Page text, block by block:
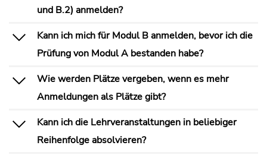
und B.2) anmelden?
Kann ich mich für Modul B anmelden, bevor ich die
Prüfung von Modul A bestanden habe?
Wie werden Plätze vergeben, wenn es mehr
Anmeldungen als Plätze gibt?
Kann ich die Lehrveranstaltungen in beliebiger
Reihenfolge absolvieren?